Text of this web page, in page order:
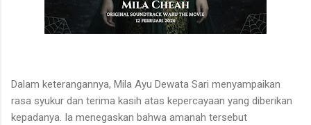
Dalam keterangannya, Mila Ayu Dewata Sari menyampaikan
rasa syukur dan terima kasih atas kepercayaan yang diberikan
kepadanya. Ia menegaskan bahwa amanah tersebut